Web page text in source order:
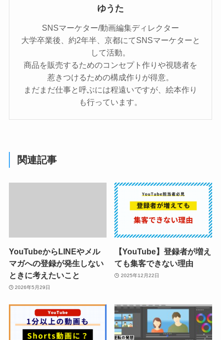
ゆうた
SNSマーケター/動画編集ディレクター
大学卒業後、約2年半、京都にてSNSマーケターと
して活動。
商品を販売するためのコンセプト作りや視聴者を
惹きつけるための構成作りが得意。
まだまだ仕事と呼ぶには程遠いですが、絵本作り
も行っています。
関連記事
YouTubeからLINEやメル
マガへの登録が発生しない
ときに考えたいこと
2026年5月29日
【YouTube】登録者が増え
ても集客できない理由
2025年12月22日